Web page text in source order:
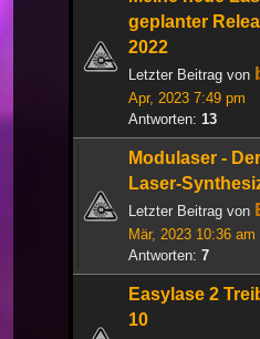
geplanter
2022
Letzter Beitrag von
Apr, 2023 7:49 pm
Antworten: 13
Modulaser -
Laser-
Letzter Beitrag von
Mär, 2023 10:36 am
Antworten: 7
Easylase 2
10